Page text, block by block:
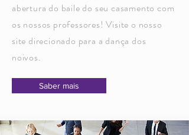
abertura do baile do seu casamento com
os nossos professores! Visite o nosso
site direcionado para a dança dos
noivos.
Saber mais